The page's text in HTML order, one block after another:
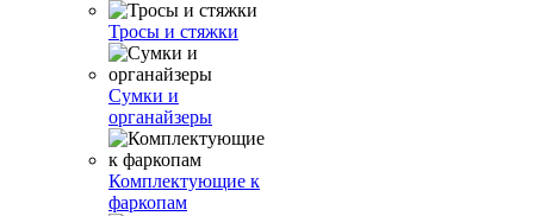
Тросы и стяжки
Сумки и
органайзеры
Комплектующие к
фаркопам